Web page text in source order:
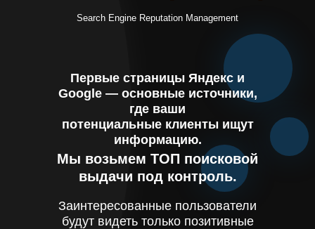
Search Engine Reputation Management
Мы возьмем ТОП поисковой
выдачи под контроль.
Первые страницы Яндекс и
Google ― основные источники,
где ваши
потенциальные клиенты ищут
информацию.
Заинтересованные пользователи
будут видеть только позитивные